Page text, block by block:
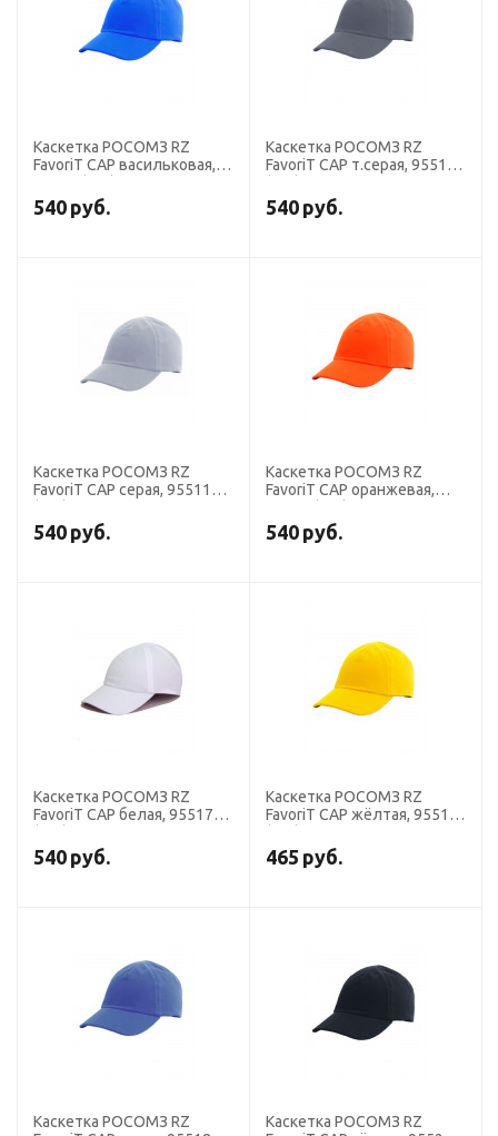
Каскетка РОСОМЗ RZ
FavoriT CAP васильковая,
540 руб.
Каскетка РОСОМЗ RZ
FavoriT CAP т.серая, 95510
540 руб.
Каскетка РОСОМЗ RZ
FavoriT CAP серая, 95511
540 руб.
Каскетка РОСОМЗ RZ
FavoriT CAP оранжевая,
540 руб.
Каскетка РОСОМЗ RZ
FavoriT CAP белая, 95517
540 руб.
Каскетка РОСОМЗ RZ
FavoriT CAP жёлтая, 95515
465 руб.
Каскетка РОСОМЗ RZ
Каскетка РОСОМЗ RZ